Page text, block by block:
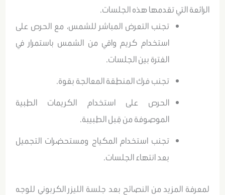
الرائعة التي تقدمها هذه الجلسات.
تجنب التعرض المباشر للشمس، مع الحرص على
استخدام كريم واقي من الشمس باستمرار في
الفترة بين الجلسات.
تجنب فرك المنطقة المعالجة بقوة.
الحرص على استخدام الكريمات الطبية
الموصوفة من قِبل الطبيبة.
تجنب استخدام المكياج ومستحضرات التجميل
بعد انتهاء الجلسات.
لمعرفة المزيد من النصائح بعد جلسة الليزر الكربوني للوجه